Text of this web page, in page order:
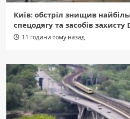
Київ: обстріл знищив
спецодягу та засобів захисту
11 години тому назад